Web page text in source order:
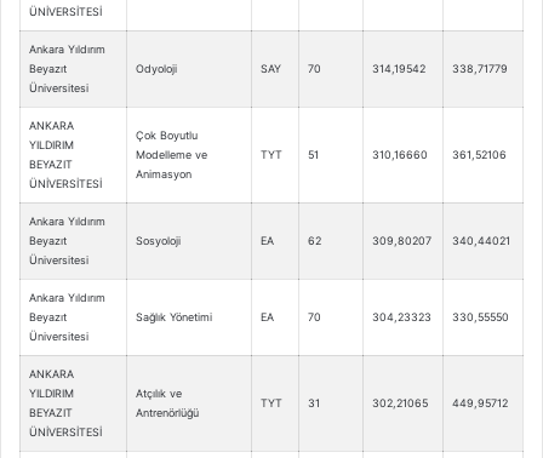
ÜNİVERSİTESİ
Ankara Yıldırım
Beyazıt
Üniversitesi
Odyoloji SAY 70 314,19542 338,71779
ANKARA
YILDIRIM
BEYAZIT
ÜNİVERSİTESİ
Çok Boyutlu
Modelleme ve
Animasyon
TYT 51 310,16660 361,52106
Ankara Yıldırım
Beyazıt
Üniversitesi
Sosyoloji EA 62 309,80207 340,44021
Ankara Yıldırım
Beyazıt
Üniversitesi
Sağlık Yönetimi EA 70 304,23323 330,55550
ANKARA
YILDIRIM
BEYAZIT
ÜNİVERSİTESİ
Atçılık ve
Antrenörlüğü
TYT 31 302,21065 449,95712